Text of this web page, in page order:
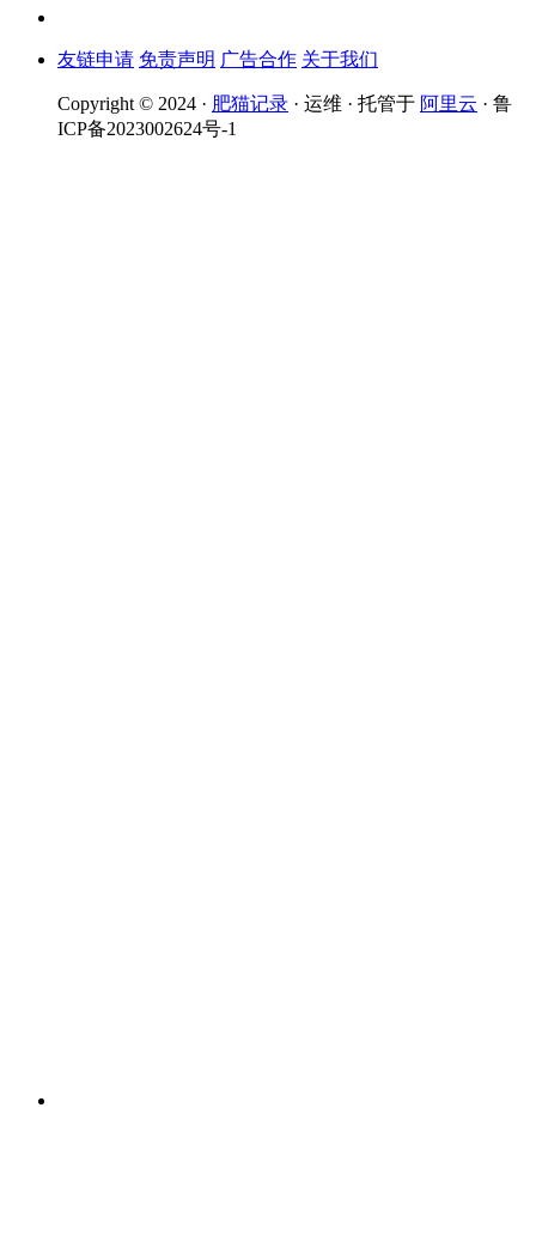
友链申请 免责声明 广告合作 关于我们
Copyright © 2024 · 肥猫记录 · 运维 · 托管于 阿里云 · 鲁
ICP备2023002624号-1